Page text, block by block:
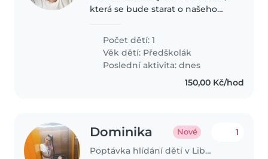
která se bude starat o našeho
předškoláka. Dítě je kreativní a
rády byste se s ním ojila do
činností podle jeho zájmů.
Počet dětí: 1
Věk dětí: Předškolák
Poslední aktivita: dnes
150,00 Kč/hod
Dominika Nové
Poptávka hlídání dětí v Liberec
1